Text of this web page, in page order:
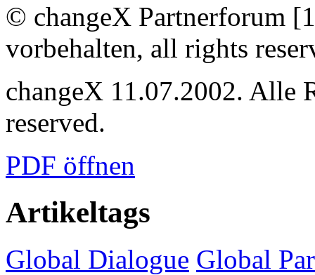
© changeX Partnerforum
vorbehalten, all rights
changeX 11.07.2002. Alle
reserved.
PDF öffnen
Artikeltags
Global Dialogue Global